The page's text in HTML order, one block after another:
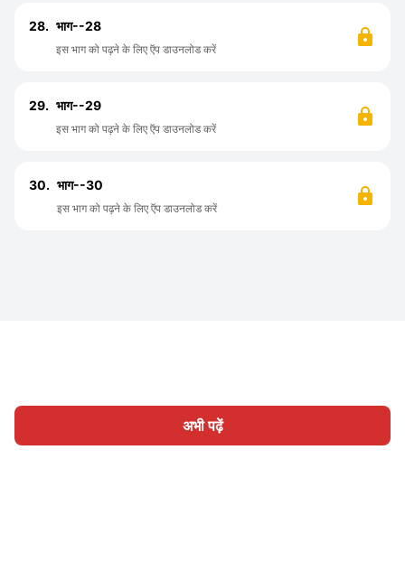
अभी पढ़ें
28. भाग--28
इस भाग को पढ़ने के लिए ऍप डाउनलोड करें
29. भाग--29
इस भाग को पढ़ने के लिए ऍप डाउनलोड करें
30. भाग--30
इस भाग को पढ़ने के लिए ऍप डाउनलोड करें
होम श्रेणी लिखिए लेख साइन इन